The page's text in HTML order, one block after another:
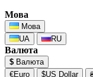
Мова
Мова
UA
RU
Валюта
$ Валюта
€Euro
$US Dollar